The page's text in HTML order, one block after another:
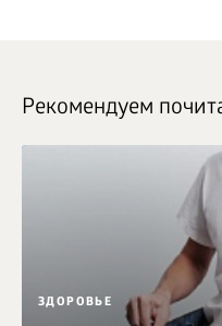
Рекомендуем
ЗДОРОВЬЕ